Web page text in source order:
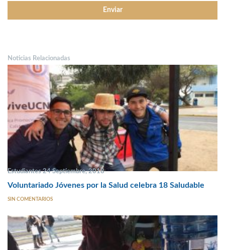
Noticias Relacionadas
Estudiantes 24 Septiembre, 2018
Voluntariado Jóvenes por la Salud celebra 18 Saludable
SIN COMENTARIOS